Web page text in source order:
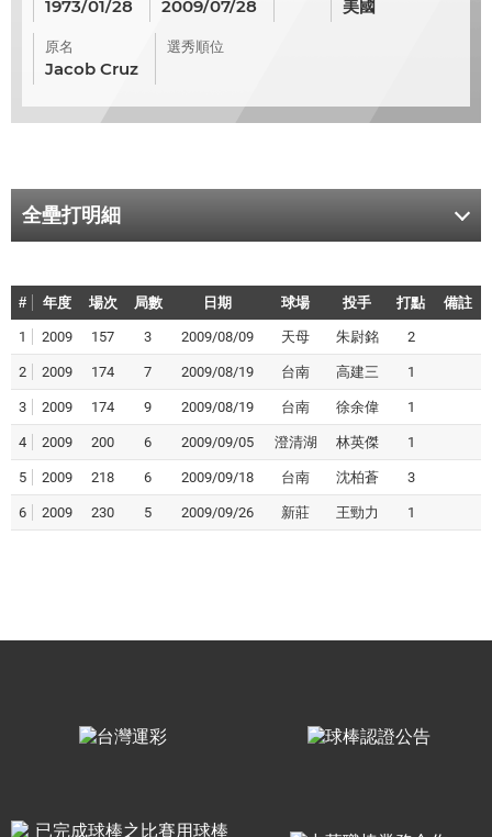
1973/01/28 2009/07/28 美國
原名
Jacob Cruz
選秀順位
全壘打明細
# 年度 場次 局數 日期 球場 投手 打點 備註
1 2009 157 3 2009/08/09 天母 朱尉銘 2
2 2009 174 7 2009/08/19 台南 高建三 1
3 2009 174 9 2009/08/19 台南 徐余偉 1
4 2009 200 6 2009/09/05 澄清湖 林英傑 1
5 2009 218 6 2009/09/18 台南 沈柏蒼 3
6 2009 230 5 2009/09/26 新莊 王勁力 1